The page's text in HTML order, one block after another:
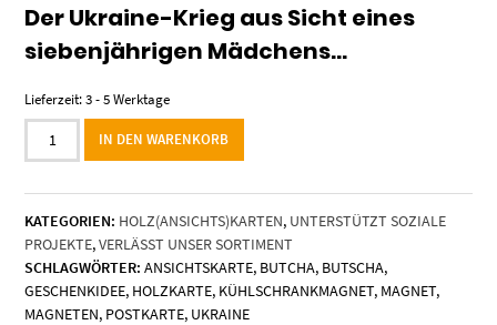
Der Ukraine-Krieg aus Sicht eines
siebenjährigen Mädchens…
Lieferzeit:3 - 5 Werktage
Holzkarte
"Die
von
Butscha"
-
Mädchen
Menge
IN DEN WARENKORB
KATEGORIEN: HOLZ(ANSICHTS)KARTEN, UNTERSTÜTZT SOZIALE
PROJEKTE,VERLÄSST UNSER SORTIMENT
SCHLAGWÖRTER: ANSICHTSKARTE, BUTCHA, BUTSCHA,
GESCHENKIDEE, HOLZKARTE, KÜHLSCHRANKMAGNET, MAGNET,
MAGNETEN, POSTKARTE, UKRAINE